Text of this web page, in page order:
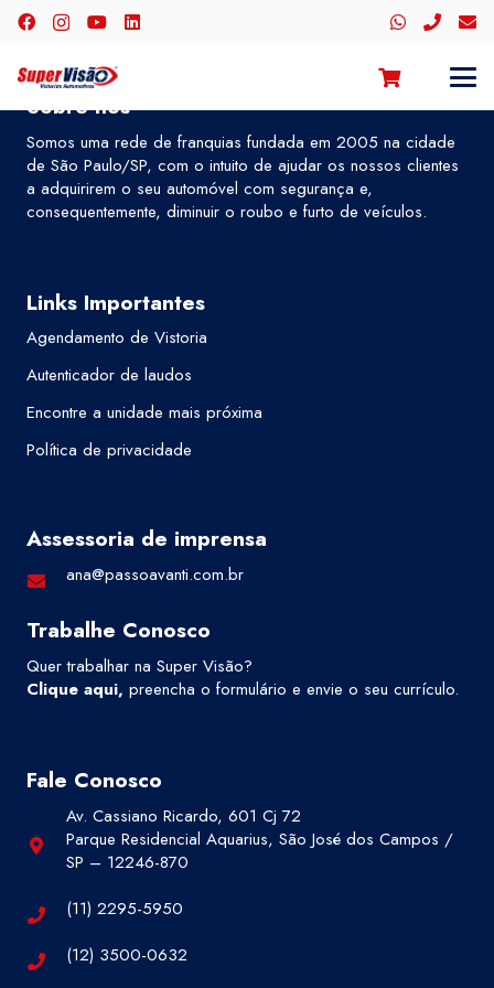
Sobre nós
Somos uma rede de franquias fundada em 2005 na cidade
de São Paulo/SP, com o intuito de ajudar os nossos clientes
a adquirirem o seu automóvel com segurança e,
consequentemente, diminuir o roubo e furto de veículos.
Links Importantes
Agendamento de Vistoria
Autenticador de laudos
Encontre a unidade mais próxima
Política de privacidade
Assessoria de imprensa
ana@passoavanti.com.br
Trabalhe Conosco
Quer trabalhar na Super Visão?
Clique aqui, preencha o formulário e envie o seu currículo.
Fale Conosco
Av. Cassiano Ricardo, 601 Cj 72
Parque Residencial Aquarius, São José dos Campos /
SP – 12246-870
(11) 2295-5950
(12) 3500-0632